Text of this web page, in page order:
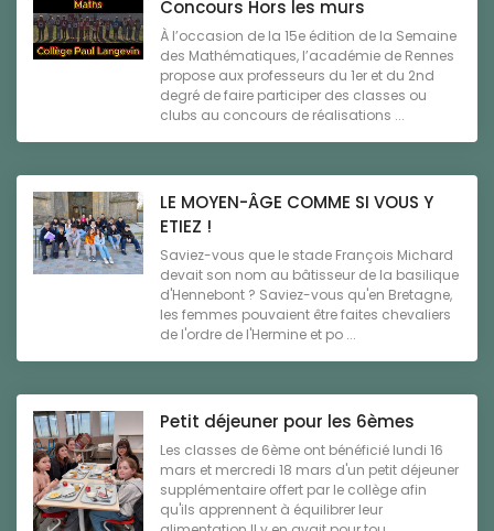
Concours Hors les murs
À l’occasion de la 15e édition de la Semaine
des Mathématiques, l’académie de Rennes
propose aux professeurs du 1er et du 2nd
degré de faire participer des classes ou
clubs au concours de réalisations ...
LE MOYEN-ÂGE COMME SI VOUS Y
ETIEZ !
Saviez-vous que le stade François Michard
devait son nom au bâtisseur de la basilique
d'Hennebont ? Saviez-vous qu'en Bretagne,
les femmes pouvaient être faites chevaliers
de l'ordre de l'Hermine et po ...
Petit déjeuner pour les 6èmes
Les classes de 6ème ont bénéficié lundi 16
mars et mercredi 18 mars d'un petit déjeuner
supplémentaire offert par le collège afin
qu'ils apprennent à équilibrer leur